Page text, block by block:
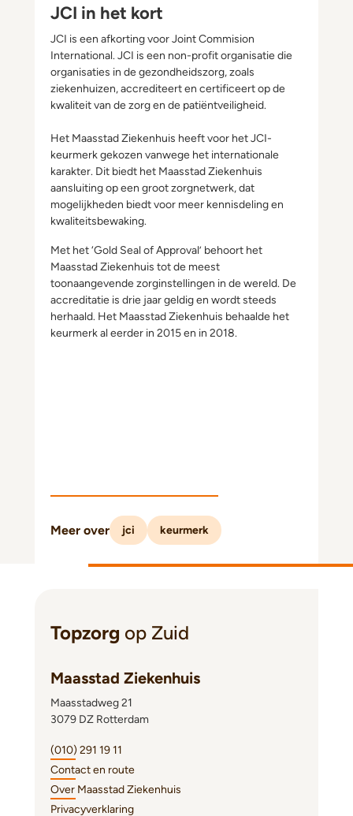
JCI in het kort
JCI is een afkorting voor Joint Commision
International. JCI is een non-profit organisatie die
organisaties in de gezondheidszorg, zoals
ziekenhuizen, accrediteert en certificeert op de
kwaliteit van de zorg en de patiëntveiligheid.
Het Maasstad Ziekenhuis heeft voor het JCI-
keurmerk gekozen vanwege het internationale
karakter. Dit biedt het Maasstad Ziekenhuis
aansluiting op een groot zorgnetwerk, dat
mogelijkheden biedt voor meer kennisdeling en
kwaliteitsbewaking.
Met het ‘Gold Seal of Approval’ behoort het
Maasstad Ziekenhuis tot de meest
toonaangevende zorginstellingen in de wereld. De
accreditatie is drie jaar geldig en wordt steeds
herhaald. Het Maasstad Ziekenhuis behaalde het
keurmerk al eerder in 2015 en in 2018.
Meer over jci keurmerk
Topzorg op Zuid
Maasstad Ziekenhuis
Maasstadweg 21
3079 DZ Rotterdam
(010) 291 19 11
Contact en route
Over Maasstad Ziekenhuis
Privacyverklaring